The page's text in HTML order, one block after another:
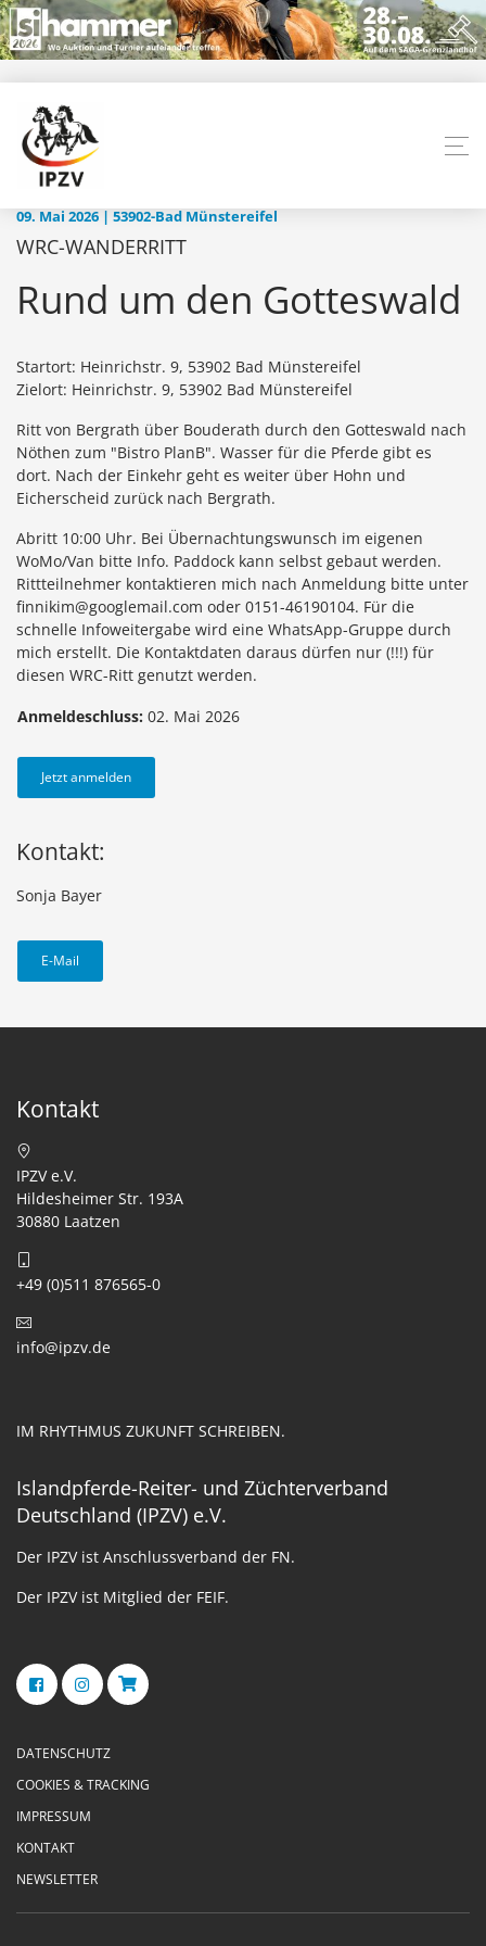
09. Mai 2026 | 53902-Bad Münstereifel
WRC-WANDERRITT
Rund um den Gotteswald
Startort: Heinrichstr. 9, 53902 Bad Münstereifel
Zielort: Heinrichstr. 9, 53902 Bad Münstereifel
Ritt von Bergrath über Bouderath durch den Gotteswald nach
Nöthen zum "Bistro PlanB". Wasser für die Pferde gibt es
dort. Nach der Einkehr geht es weiter über Hohn und
Eicherscheid zurück nach Bergrath.
Abritt 10:00 Uhr. Bei Übernachtungswunsch im eigenen
WoMo/Van bitte Info. Paddock kann selbst gebaut werden.
Rittteilnehmer kontaktieren mich nach Anmeldung bitte unter
finnikim@googlemail.com oder 0151-46190104. Für die
schnelle Infoweitergabe wird eine WhatsApp-Gruppe durch
mich erstellt. Die Kontaktdaten daraus dürfen nur (!!!) für
diesen WRC-Ritt genutzt werden.
Anmeldeschluss: 02. Mai 2026
Jetzt anmelden
Kontakt:
Sonja Bayer
E-Mail
Kontakt
IPZV e.V.
Hildesheimer Str. 193A
30880 Laatzen
+49 (0)511 876565-0
info@ipzv.de
IM RHYTHMUS ZUKUNFT SCHREIBEN.
Islandpferde-Reiter- und Züchterverband
Deutschland (IPZV) e.V.
Der IPZV ist Anschlussverband der FN.
Der IPZV ist Mitglied der FEIF.
DATENSCHUTZ
COOKIES & TRACKING
IMPRESSUM
KONTAKT
NEWSLETTER